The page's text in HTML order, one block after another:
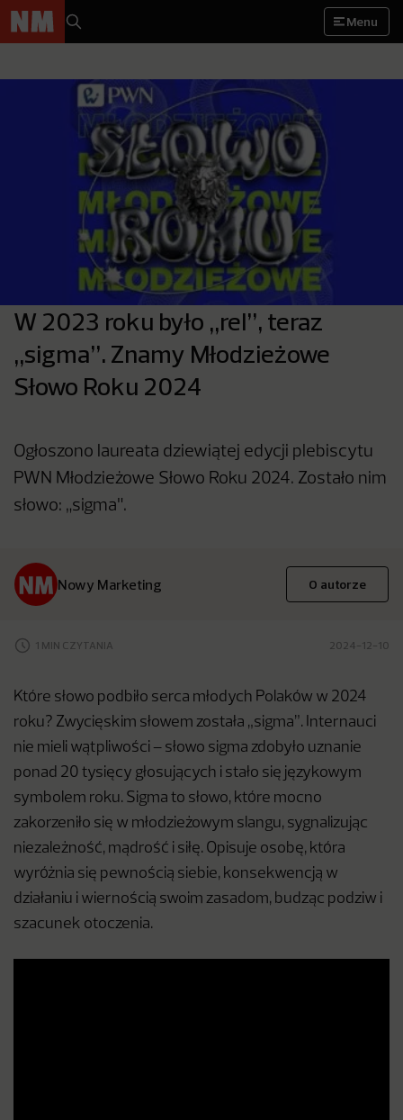
Menu
W 2023 roku było „rel”, teraz
„sigma”. Znamy Młodzieżowe
Słowo Roku 2024
Ogłoszono laureata dziewiątej edycji plebiscytu
PWN Młodzieżowe Słowo Roku 2024. Zostało nim
słowo: „sigma".
Nowy Marketing O autorze
1 MIN CZYTANIA 2024-12-10
Które słowo podbiło serca młodych Polaków w 2024
roku? Zwycięskim słowem została „sigma”. Internauci
nie mieli wątpliwości – słowo sigma zdobyło uznanie
ponad 20 tysięcy głosujących i stało się językowym
symbolem roku. Sigma to słowo, które mocno
zakorzeniło się w młodzieżowym slangu, sygnalizując
niezależność, mądrość i siłę. Opisuje osobę, która
wyróżnia się pewnością siebie, konsekwencją w
działaniu i wiernością swoim zasadom, budząc podziw i
szacunek otoczenia.